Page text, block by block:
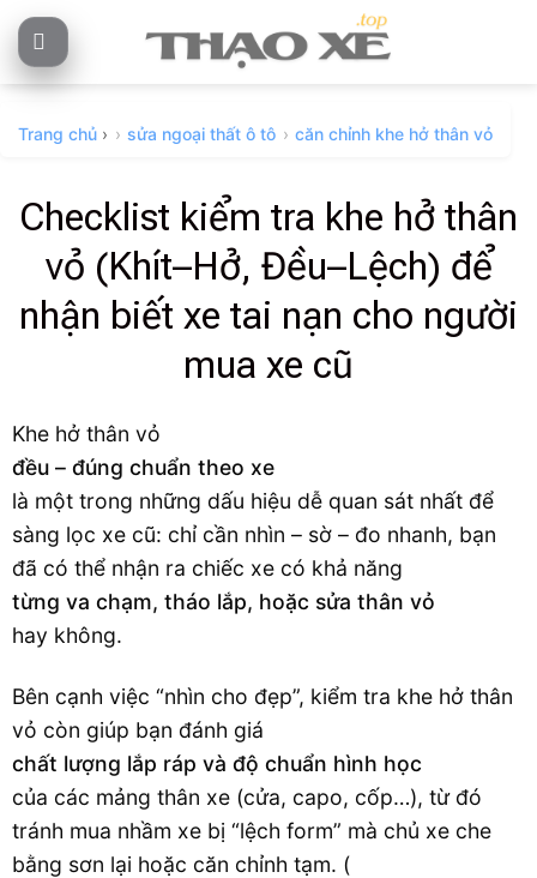
Skip
to
Trang chủ › sửa ngoại thất ô tô căn chỉnh khe hở thân vỏ
Checklist kiểm tra khe hở thân
vỏ (Khít–Hở, Đều–Lệch) để
nhận biết xe tai nạn cho người
mua xe cũ
Khe hở thân vỏ
đều – đúng chuẩn theo xe
là một trong những dấu hiệu dễ quan sát nhất để
sàng lọc xe cũ: chỉ cần nhìn – sờ – đo nhanh, bạn
đã có thể nhận ra chiếc xe có khả năng
từng va chạm, tháo lắp, hoặc sửa thân vỏ
hay không.
Bên cạnh việc “nhìn cho đẹp”, kiểm tra khe hở thân
vỏ còn giúp bạn đánh giá
chất lượng lắp ráp và độ chuẩn hình học
của các mảng thân xe (cửa, capo, cốp…), từ đó
tránh mua nhầm xe bị “lệch form” mà chủ xe che
bằng sơn lại hoặc căn chỉnh tạm. (